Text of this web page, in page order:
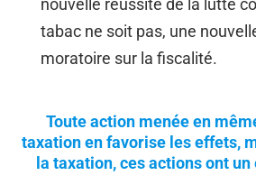
nouvelle réussite de la lutte
tabac ne soit pas, une
moratoire sur la fiscalité.
Toute action menée en
taxation en favorise les effets,
la taxation, ces actions ont